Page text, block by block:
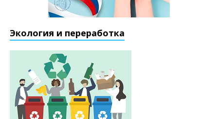
Экология и переработка